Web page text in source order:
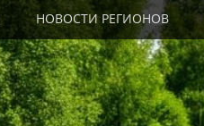
НОВОСТИ РЕГИОНОВ